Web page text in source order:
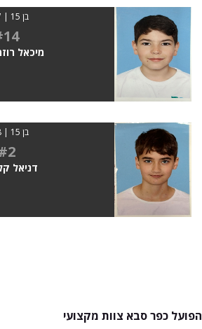
בן 15 | 1.77
מיכאל
בן 15 | 1.88
דניאל
הפועל כפר סבא צוות מקצועי